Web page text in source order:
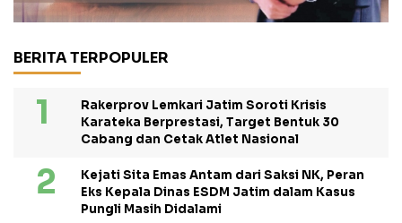
BERITA TERPOPULER
Rakerprov Lemkari Jatim Soroti Krisis
Karateka Berprestasi, Target Bentuk 30
Cabang dan Cetak Atlet Nasional
Kejati Sita Emas Antam dari Saksi NK, Peran
Eks Kepala Dinas ESDM Jatim dalam Kasus
Pungli Masih Didalami